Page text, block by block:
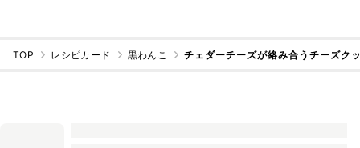
TOP レシピカード 黒わんこ チェダーチーズが絡み合うチーズク